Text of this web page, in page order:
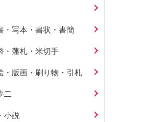
・写本・書状・書簡
・藩札・米切手
・版画・刷り物・引札
二
小説